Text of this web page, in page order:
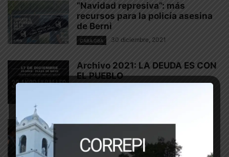
“Navidad represiva”: más
recursos para la policía asesina
de Berni
CABA.GBA 30 diciembre, 2021
Archivo 2021: LA DEUDA ES CON
EL PUEBLO
“Platita” para la represión
¿QUÉ PENSAMOS? 27 octubre, 2021